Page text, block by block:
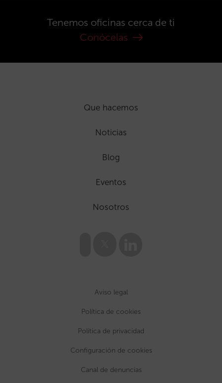
Tenemos oficinas cerca de ti
Conócelas
Que hacemos
Noticias
Blog
Eventos
Nosotros
Aviso legal
Política de cookies
Política de privacidad
Configuración de cookies
Canal de denuncias